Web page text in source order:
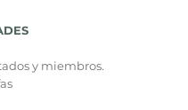
y miembros.